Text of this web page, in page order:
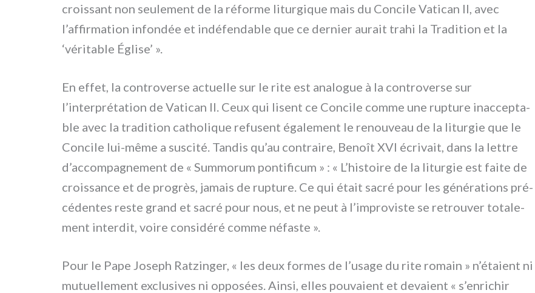
crois­sant non seu­le­ment de la réfor­me litur­gi­que mais du Concile Vatican II, avec
l’affirmation infon­dée et indé­fen­da­ble que ce der­nier aurait tra­hi la Tradition et la
‘véri­ta­ble Église’ ».
En effet, la con­tro­ver­se actuel­le sur le rite est ana­lo­gue à la con­tro­ver­se sur
l’interprétation de Vatican II. Ceux qui lisent ce Concile com­me une rup­tu­re inac­cep­ta­
ble avec la tra­di­tion catho­li­que refu­sent éga­le­ment le renou­veau de la litur­gie que le
Concile lui-même a susci­té. Tandis qu’au con­trai­re, Benoît XVI écri­vait, dans la let­tre
d’accompagnement de « Summorum pon­ti­fi­cum » : « L’histoire de la litur­gie est fai­te de
crois­san­ce et de pro­grès, jamais de rup­tu­re. Ce qui était sacré pour les géné­ra­tions pré­
cé­den­tes reste grand et sacré pour nous, et ne peut à l’improviste se retrou­ver tota­le­
ment inter­dit, voi­re con­si­dé­ré com­me néfa­ste ».
Pour le Pape Joseph Ratzinger, « les deux for­mes de l’usage du rite romain » n’étaient ni
mutuel­le­ment exclu­si­ves ni oppo­sées. Ainsi, elles pou­va­ient et deva­ient « s’enrichir